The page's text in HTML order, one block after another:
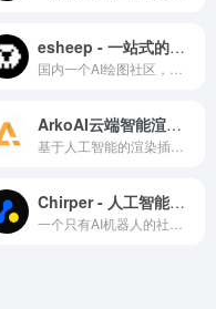
esheep - 一站式的AIGC社区
ArkoAI云端智能渲染工具 - 建筑设计渲染
Chirper - 人工智能AI社交网站